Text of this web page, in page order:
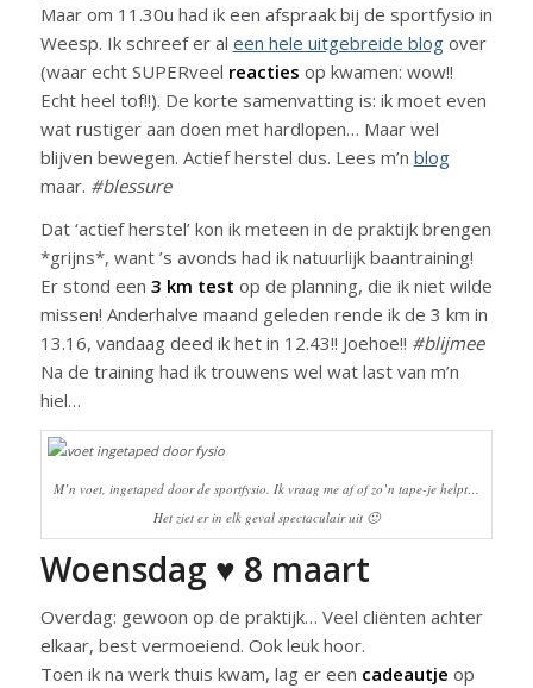
Maar om 11.30u had ik een afspraak bij de sportfysio in
Weesp. Ik schreef er al een hele uitgebreide blogover
(waar echt SUPERveel reacties op kwamen: wow!!
Echt heel tof!!). De korte samenvatting is: ik moet even
wat rustiger aan doen met hardlopen… Maar wel
blijven bewegen. Actief herstel dus. Lees m’n blog
maar. #blessure
Dat ‘actief herstel’ kon ik meteen in de praktijk brengen
*grijns*, want ’s avonds had ik natuurlijk baantraining!
Er stond een 3 km test op de planning, die ik niet wilde
missen! Anderhalve maand geleden rende ik de 3 km in
13.16, vandaag deed ik het in 12.43!! Joehoe!! #blijmee
Na de training had ik trouwens wel wat last van m’n
hiel…
M’n voet, ingetaped door de sportfysio. Ik vraag me af of zo’n tape-je helpt…
Het ziet er in elk geval spectaculair uit 🙂
Woensdag ♥ 8 maart
Overdag: gewoon op de praktijk… Veel cliënten achter
elkaar, best vermoeiend. Ook leuk hoor.
Toen ik na werk thuis kwam, lag er een cadeautje op